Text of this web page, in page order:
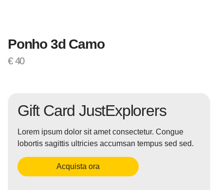
Ponho 3d Camo
€40
Gift Card JustExplorers
Lorem ipsum dolor sit amet consectetur. Congue
lobortis sagittis ultricies accumsan tempus sed sed.
Acquista ora